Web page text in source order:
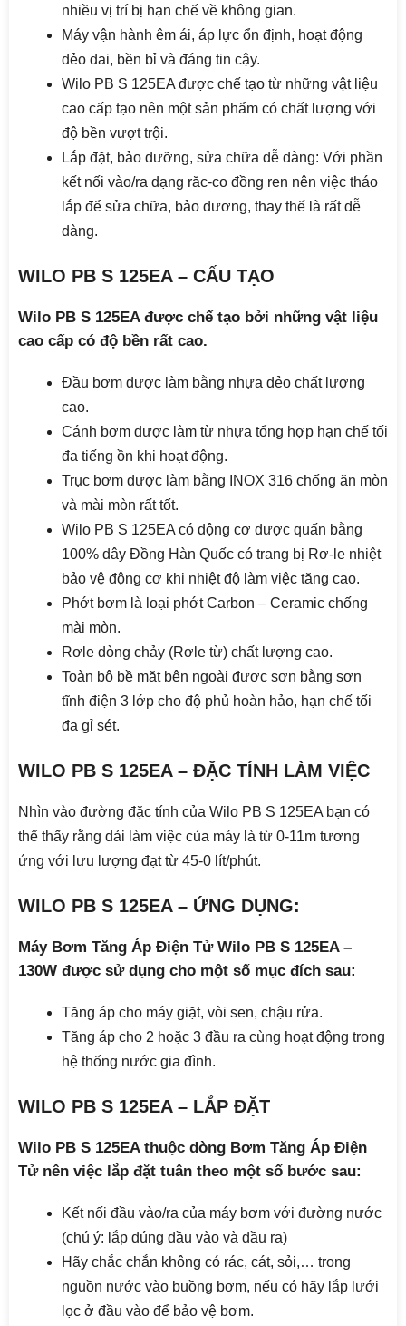
nhiều vị trí bị hạn chế về không gian.
Máy vận hành êm ái, áp lực ổn định, hoạt động
dẻo dai, bền bỉ và đáng tin cậy.
Wilo PB S 125EA được chế tạo từ những vật liệu
cao cấp tạo nên một sản phẩm có chất lượng với
độ bền vượt trội.
Lắp đặt, bảo dưỡng, sửa chữa dễ dàng: Với phần
kết nối vào/ra dạng răc-co đồng ren nên việc tháo
lắp để sửa chữa, bảo dương, thay thế là rất dễ
dàng.
WILO PB S 125EA – CẤU TẠO
Wilo PB S 125EA được chế tạo bởi những vật liệu
cao cấp có độ bền rất cao.
Đầu bơm được làm bằng nhựa dẻo chất lượng
cao.
Cánh bơm được làm từ nhựa tổng hợp hạn chế tối
đa tiếng ồn khi hoạt động.
Trục bơm được làm bằng INOX 316 chống ăn mòn
và mài mòn rất tốt.
Wilo PB S 125EA có động cơ được quấn bằng
100% dây Đồng Hàn Quốc có trang bị Rơ-le nhiệt
bảo vệ động cơ khi nhiệt độ làm việc tăng cao.
Phớt bơm là loại phớt Carbon – Ceramic chống
mài mòn.
Rơle dòng chảy (Rơle từ) chất lượng cao.
Toàn bộ bề mặt bên ngoài được sơn bằng sơn
tĩnh điện 3 lớp cho độ phủ hoàn hảo, hạn chế tối
đa gỉ sét.
WILO PB S 125EA – ĐẶC TÍNH LÀM VIỆC
Nhìn vào đường đặc tính của Wilo PB S 125EA bạn có
thể thấy rằng dải làm việc của máy là từ 0-11m tương
ứng với lưu lượng đạt từ 45-0 lít/phút.
WILO PB S 125EA – ỨNG DỤNG:
Máy Bơm Tăng Áp Điện Tử Wilo PB S 125EA –
130W được sử dụng cho một số mục đích sau:
Tăng áp cho máy giặt, vòi sen, chậu rửa.
Tăng áp cho 2 hoặc 3 đầu ra cùng hoạt động trong
hệ thống nước gia đình.
WILO PB S 125EA – LẮP ĐẶT
Wilo PB S 125EA thuộc dòng Bơm Tăng Áp Điện
Tử nên việc lắp đặt tuân theo một số bước sau:
Kết nối đầu vào/ra của máy bơm với đường nước
(chú ý: lắp đúng đầu vào và đầu ra)
Hãy chắc chắn không có rác, cát, sỏi,… trong
nguồn nước vào buồng bơm, nếu có hãy lắp lưới
lọc ở đầu vào để bảo vệ bơm.